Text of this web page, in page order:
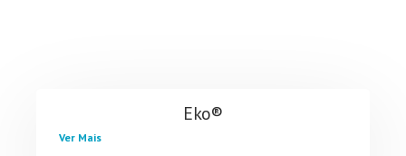
Eko®
Ver Mais